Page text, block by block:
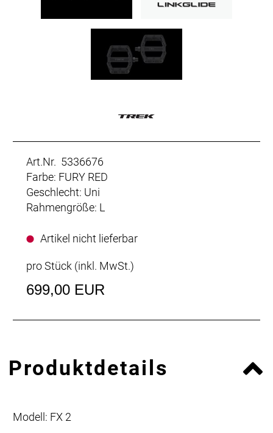
Art.Nr. 5336676
Farbe: FURY RED
Geschlecht: Uni
Rahmengröße: L
Artikel nicht lieferbar
pro Stück (inkl. MwSt.)
699,00 EUR
Produktdetails
Modell: FX 2